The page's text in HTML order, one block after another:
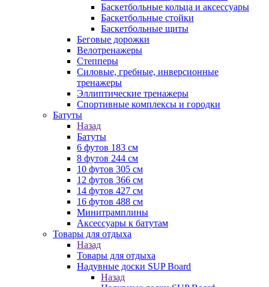
Баскетбольные кольца и аксессуары
Баскетбольные стойки
Баскетбольные щиты
Беговые дорожки
Велотренажеры
Степперы
Силовые, гребные, инверсионные
тренажеры
Эллиптические тренажеры
Спортивные комплексы и городки
Батуты
Назад
Батуты
6 футов 183 см
8 футов 244 см
10 футов 305 см
12 футов 366 см
14 футов 427 см
16 футов 488 см
Минитрамплины
Аксессуары к батутам
Товары для отдыха
Назад
Товары для отдыха
Надувные доски SUP Board
Назад